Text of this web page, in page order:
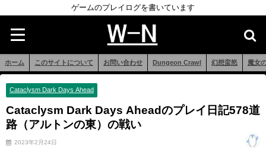
ゲームのプレイログを書いています
ホーム このサイトについて お問い合わせ Dungeon Crawl 幻想蛮怒 魔女
Cataclysm Dark Days Ahead
Cataclysm Dark Days Aheadのプレイ日記578道
路（アルトンの東）の戦い
2023年2月24日